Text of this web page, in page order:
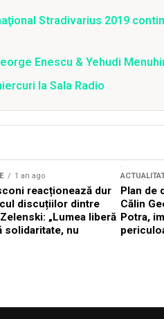
Stradivarius 2019
Enescu & Yehudi
la Sala Radio
1 an ago
reacționează dur
discuțiilor dintre
„Lumea liberă
solidaritate, nu
Plan de
Călin
Potra,